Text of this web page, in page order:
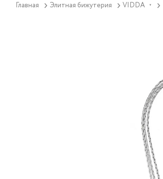
Главная Элитная бижутерия VIDDA ▼